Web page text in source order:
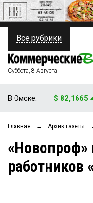
ПОЛИТИКА
ФИНАНСЫ
ОБЩЕСТВО
ЗАКОН
Все рубрики
Суббота, 8 Августа
В Омске: $ 82,1665
Главная → Архив газеты
«Новопроф»
работников